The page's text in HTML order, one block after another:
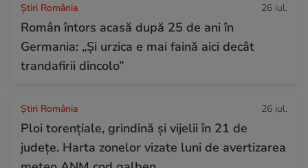
Știri România 26 iul.
Român întors acasă după 25 de ani în
Germania: „Și urzica e mai faină aici decât
trandafirii dincolo”
Știri România 26 iul.
Ploi torențiale, grindină și vijelii în 21 de
județe. Harta zonelor vizate luni de avertizarea